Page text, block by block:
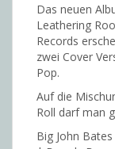
Das neuen
Leathering
Records
zwei Cover
Pop.
Auf die
Roll darf man
Big John